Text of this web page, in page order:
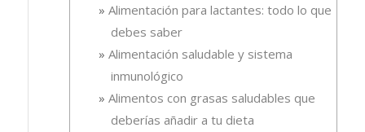
Alimentación para lactantes: todo lo que
debes saber
Alimentación saludable y sistema
inmunológico
Alimentos con grasas saludables que
deberías añadir a tu dieta